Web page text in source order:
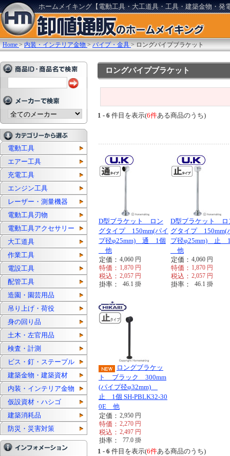
ホームメイキング【電動工具・大工道具・工具・建築金物・発
Home >内装・インテリア金物 >パイプ・金具 >ロングパイプブラケット
電動工具
エアー工具
充電工具
エンジン工具
レーザー・測量機器
電動工具刃物
電動工具アクセサリー
大工道具
作業工具
電設工具
配管工具
造園・園芸用品
吊り上げ・荷役
身の回り品
土木・左官用品
検査・計測
ビス・釘・ステープル
建築金物・建築資材
内装・インテリア金物
仮設資材・ハシゴ
建築消耗品
防災・災害対策
ロングパイプブラケット
1 - 6 件目を表示(6件ある商品のうち)
D型ブラケット ロン
グタイプ 150mm(パイ
プ径φ25mm) 通 1個
他
定価： 4,060 円
特価： 1,870 円
税込： 2,057 円
掛率： 46.1 掛
D型ブラケット ロ
グタイプ 150mm(
プ径φ25mm) 止
他
定価： 4,060 円
特価： 1,870 円
税込： 2,057 円
掛率： 46.1 掛
ロングブラケッ
ト ブラック 300mm
(パイプ径φ32mm)
止 1個 SH-PBLK32-30
0E 他
定価： 2,950 円
特価： 2,270 円
税込： 2,497 円
掛率： 77.0 掛
1 - 6 件目を表示(6件ある商品のうち)